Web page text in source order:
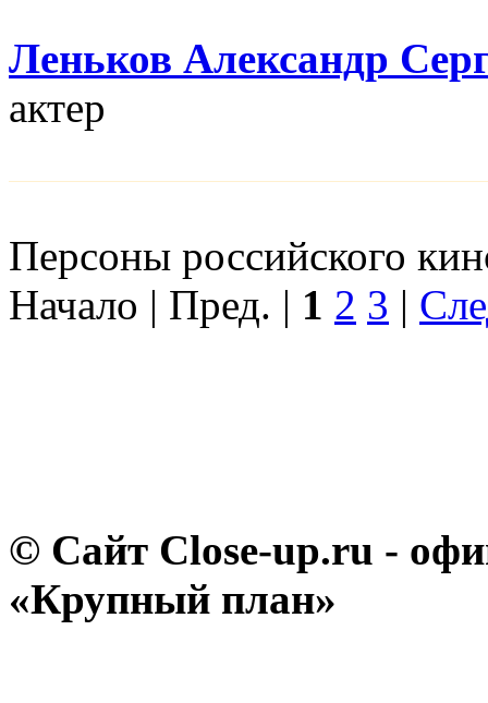
Леньков Александр
актер
Персоны российского
Начало | Пред. | 1 2 3 |
© Сайт Close-up.ru -
«Крупный план»